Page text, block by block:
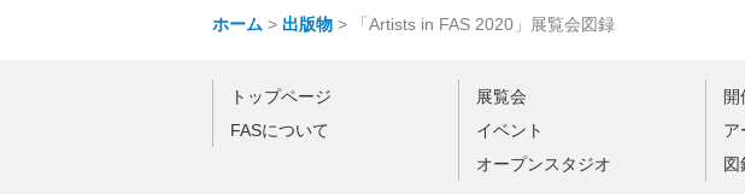
ホーム > 出版物 > 「Artists in FAS 2020」展覧会図録
トップページ
FASについて
展覧会
イベント
オープンスタジオ
ア
図